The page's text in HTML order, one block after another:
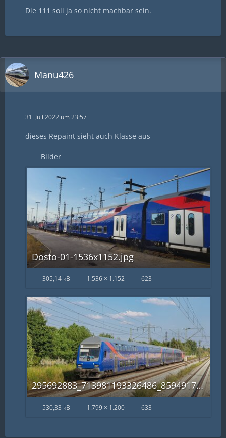
Die 111 soll ja so nicht machbar sein.
Manu426
31. Juli 2022 um 23:57
dieses Repaint sieht auch Klasse aus
Bilder
Dosto-01-1536x1152.jpg
305,14 kB 1.536 × 1.152 623
295692883_713981193326486_8594917511659745501_n.jpg
530,33 kB 1.799 × 1.200 633